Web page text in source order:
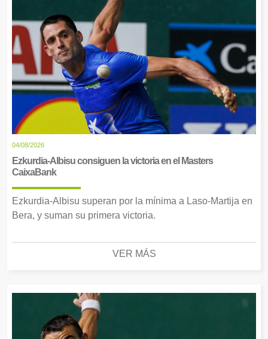
04/08/2026
Ezkurdia-Albisu consiguen la victoria en el Masters
CaixaBank
Ezkurdia-Albisu superan por la mínima a Laso-Martija en
Bera, y suman su primera victoria.
VER MÁS